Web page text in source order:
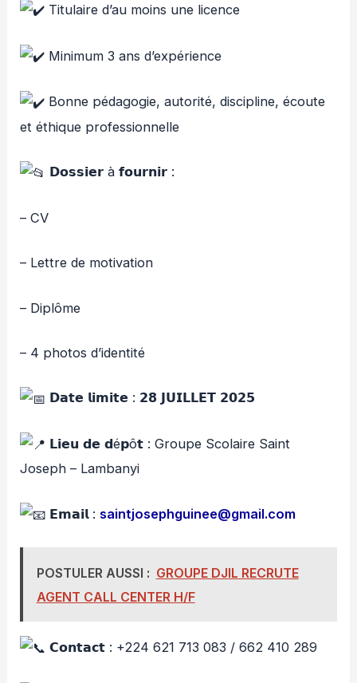
Titulaire d’au moins une licence
Minimum 3 ans d’expérience
Bonne pédagogie, autorité, discipline, écoute
et éthique professionnelle
𝗗𝗼𝘀𝘀𝗶𝗲𝗿 à 𝗳𝗼𝘂𝗿𝗻𝗶𝗿 :
– CV
– Lettre de motivation
– Diplôme
– 4 photos d’identité
𝗗𝗮𝘁𝗲 𝗹𝗶𝗺𝗶𝘁𝗲 : 𝟮𝟴 𝗝𝗨𝗜𝗟𝗟𝗘𝗧 𝟮𝟬𝟮𝟱
𝗟𝗶𝗲𝘂 𝗱𝗲 𝗱é𝗽ô𝘁 : Groupe Scolaire Saint
Joseph – Lambanyi
𝗘𝗺𝗮𝗶𝗹 :saintjosephguinee@gmail.com
POSTULER AUSSI : GROUPE DJIL RECRUTE
AGENT CALL CENTER H/F
𝗖𝗼𝗻𝘁𝗮𝗰𝘁 : +224 621 713 083 / 662 410 289